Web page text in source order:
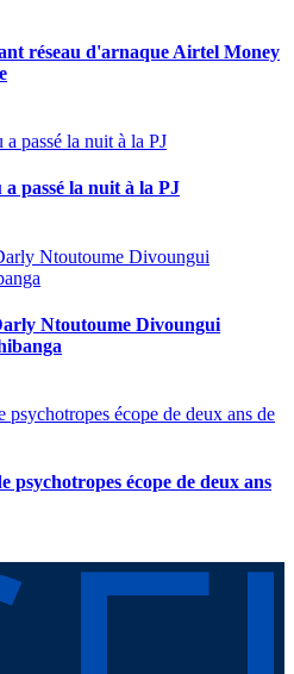
réseau d'arnaque Airtel Money
passé la nuit à la PJ
Ntoutoume Divoungui
écope de deux ans